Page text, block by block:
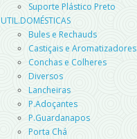
Suporte Plástico Preto
UTIL.DOMÉSTICAS
Bules e Rechauds
Castiçais e Aromatizadores
Conchas e Colheres
Diversos
Lancheiras
P.Adoçantes
P.Guardanapos
Porta Chá